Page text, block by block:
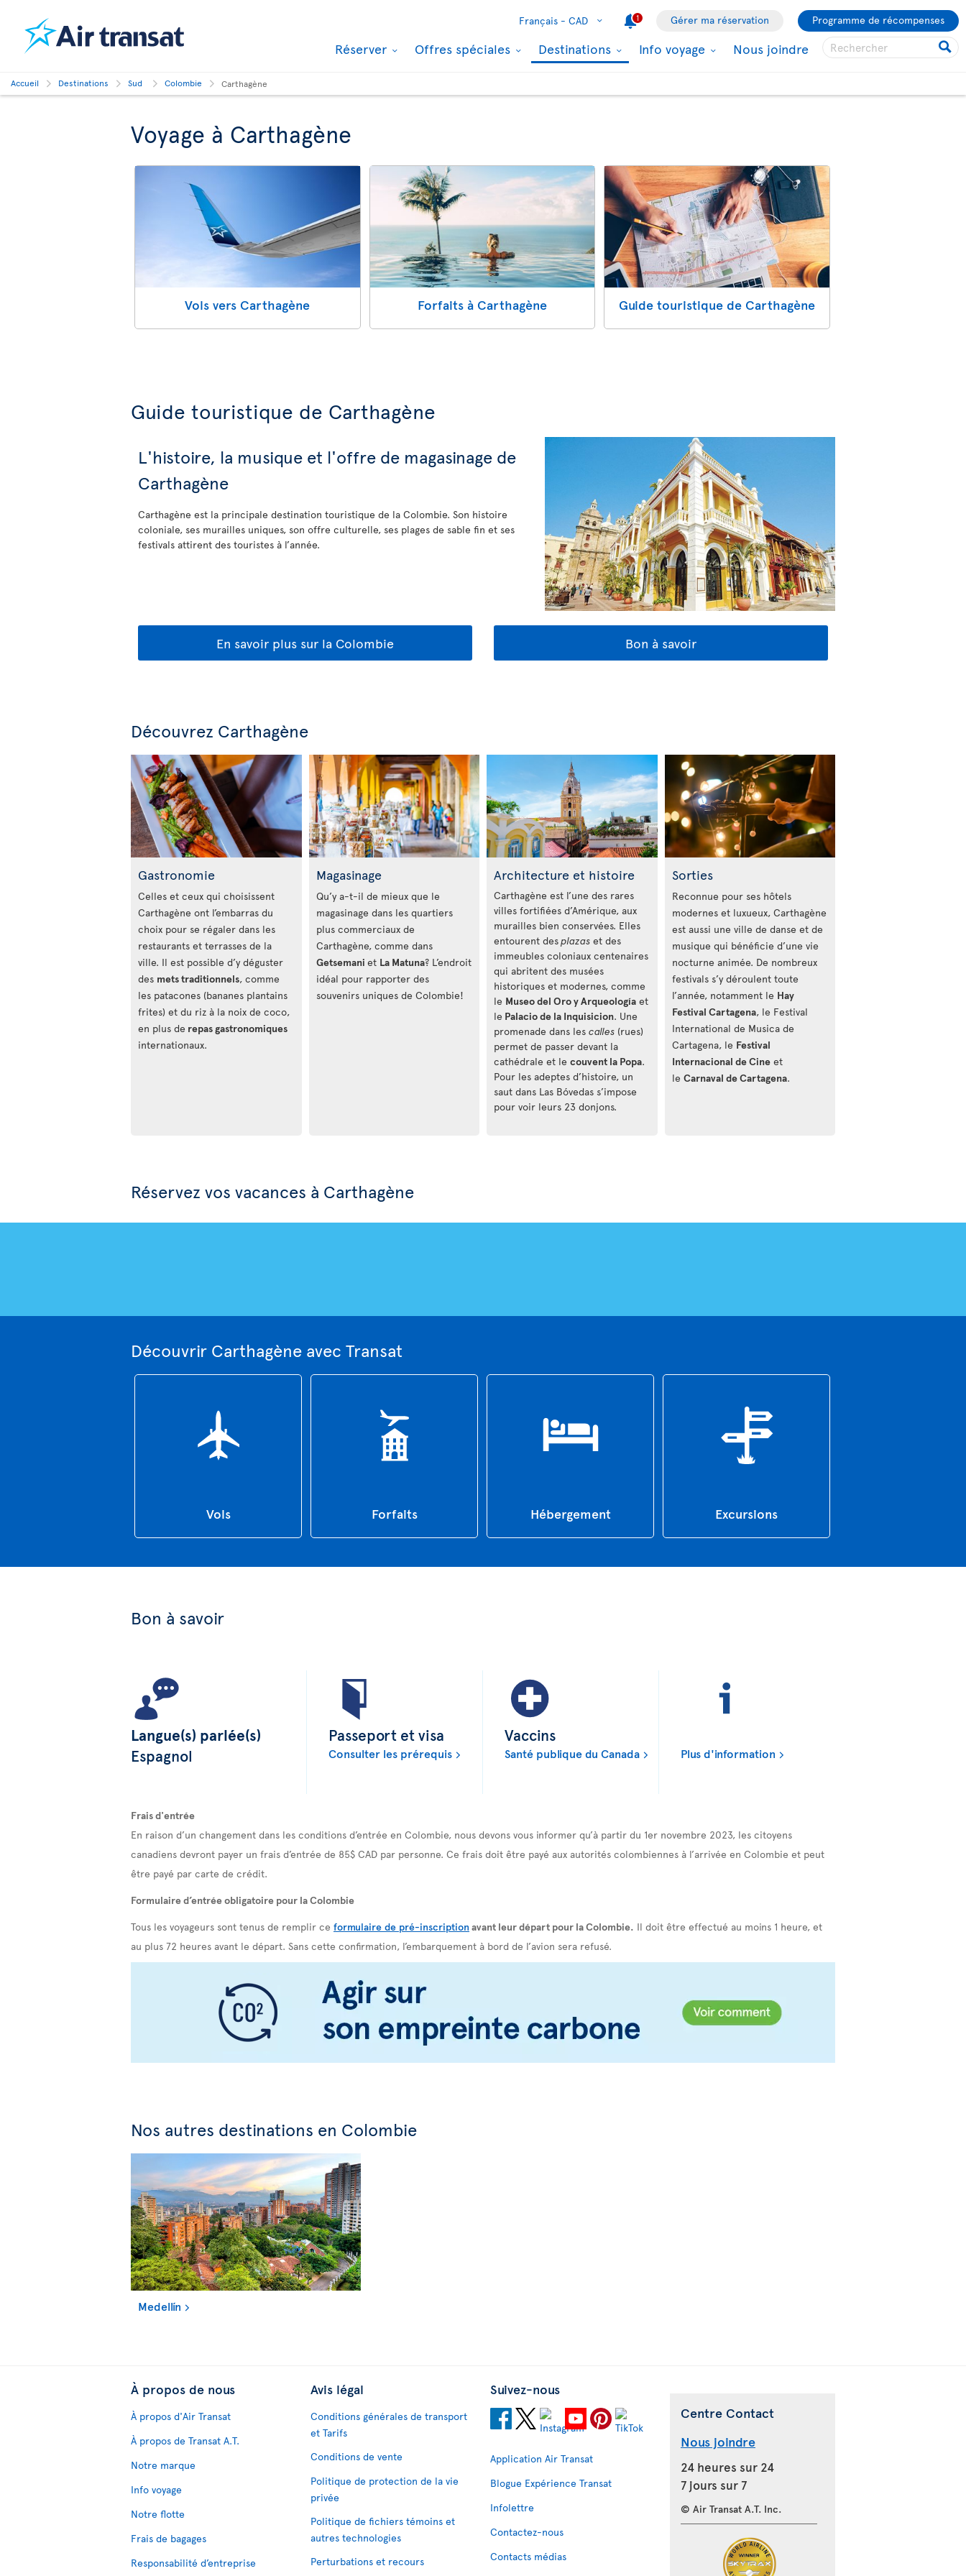
Français - CAD 1 Gérer ma réservation Programme de récompenses
Réserver Offres spéciales Destinations Info voyage Nous joindre
Accueil Destinations Sud Colombie Carthagène
Voyage à Carthagène
Vols vers Carthagène Forfaits à Carthagène Guide touristique de Carthagène
Guide touristique de Carthagène
L'histoire, la musique et l'offre de magasinage de
Carthagène
Carthagène est la principale destination touristique de la Colombie. Son histoire
coloniale, ses murailles uniques, son offre culturelle, ses plages de sable fin et ses
festivals attirent des touristes à l’année.
En savoir plus sur la Colombie Bon à savoir
Découvrez Carthagène
Gastronomie
Celles et ceux qui choisissent
Carthagène ont l’embarras du
choix pour se régaler dans les
restaurants et terrasses de la
ville. Il est possible d’y déguster
des mets traditionnels, comme
les patacones (bananes plantains
frites) et du riz à la noix de coco,
en plus de repas gastronomiques
internationaux.
Magasinage
Qu’y a-t-il de mieux que le
magasinage dans les quartiers
plus commerciaux de
Carthagène, comme dans
Getsemani et La Matuna? L’endroit
idéal pour rapporter des
souvenirs uniques de Colombie!
Architecture et histoire
Carthagène est l’une des rares
villes fortifiées d’Amérique, aux
murailles bien conservées. Elles
entourent desplazas et des
immeubles coloniaux centenaires
qui abritent des musées
historiques et modernes, comme
le Museo del Oro y Arqueología et
le Palacio de la Inquisicion. Une
promenade dans les calles (rues)
permet de passer devant la
cathédrale et le couvent la Popa.
Pour les adeptes d’histoire, un
saut dans Las Bóvedas s’impose
pour voir leurs 23 donjons.
Sorties
Reconnue pour ses hôtels
modernes et luxueux, Carthagène
est aussi une ville de danse et de
musique qui bénéficie d’une vie
nocturne animée. De nombreux
festivals s’y déroulent toute
l’année, notamment le Hay
Festival Cartagena, le Festival
International de Musica de
Cartagena, le Festival
Internacional de Cineet
le Carnaval de Cartagena.
Réservez vos vacances à Carthagène
Découvrir Carthagène avec Transat
Vols Forfaits Hébergement Excursions
Bon à savoir
Langue(s) parlée(s)
Espagnol
Passeport et visa
Consulter les prérequis
Vaccins
Santé publique du Canada Plus d'information
Frais d'entrée
En raison d’un changement dans les conditions d’entrée en Colombie, nous devons vous informer qu’à partir du 1er novembre 2023, les citoyens
canadiens devront payer un frais d’entrée de 85$ CAD par personne. Ce frais doit être payé aux autorités colombiennes à l’arrivée en Colombie et peut
être payé par carte de crédit.
Formulaire d’entrée obligatoire pour la Colombie
Tous les voyageurs sont tenus de remplir ce formulaire de pré-inscription avant leur départ pour la Colombie. Il doit être effectué au moins 1 heure, et
au plus 72 heures avant le départ. Sans cette confirmation, l’embarquement à bord de l’avion sera refusé.
Nos autres destinations en Colombie
Medellín
À propos de nous
À propos d'Air Transat
À propos de Transat A.T.
Notre marque
Info voyage
Notre flotte
Frais de bagages
Responsabilité d’entreprise
Avis légal
Conditions générales de transport
et Tarifs
Conditions de vente
Politique de protection de la vie
privée
Politique de fichiers témoins et
autres technologies
Perturbations et recours
Suivez-nous
Application Air Transat
Blogue Expérience Transat
Infolettre
Contactez-nous
Contacts médias
Centre Contact
Nous joindre
24 heures sur 24
7 jours sur 7
© Air Transat A.T. Inc.